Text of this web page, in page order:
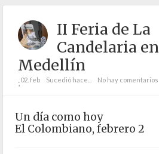
II Feria de La
Candelaria en
Medellín
;02. feb Sucedió hace... No hay comentarios
Un día como hoy
El Colombiano, febrero 2